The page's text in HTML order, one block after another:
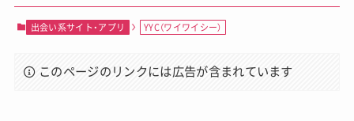
出会い系サイト・アプリ YYC（ワイワイシー）
このページのリンクには広告が含まれています